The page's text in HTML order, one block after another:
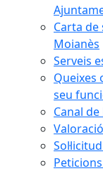
Carta de
Moianès
Serveis
Queixes
seu
Canal